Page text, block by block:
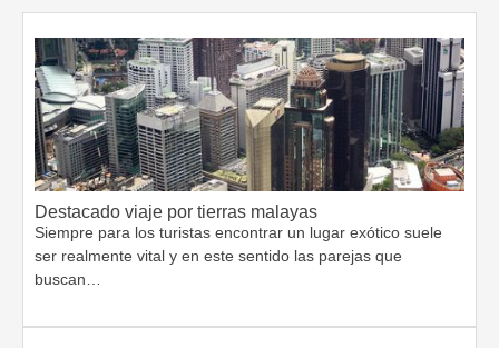
Destacado viaje por tierras malayas
Siempre para los turistas encontrar un lugar exótico suele
ser realmente vital y en este sentido las parejas que
buscan…